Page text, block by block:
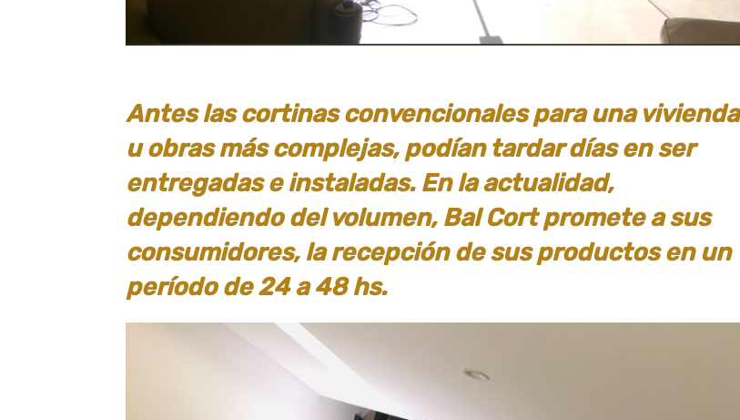
Antes las cortinas convencionales para una vivienda
u obras más complejas, podían tardar días en ser
entregadas e instaladas. En la actualidad,
dependiendo del volumen, Bal Cort promete a sus
consumidores, la recepción de sus productos en un
período de 24 a 48 hs.